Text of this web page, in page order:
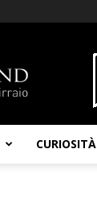
CURIOSITÀ